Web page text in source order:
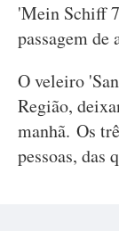
'Mein Schiff
passagem
O veleiro
Região,
manhã. Os
pessoas, das